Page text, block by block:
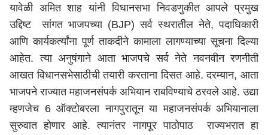
यावेळी अमित शाह यांनी विधानसभा निवडणुकीत आपले प्रमुख
उद्दिष्ट सांगत भाजपच्या (BJP) सर्व स्थरातील नेते, पदाधिकारी
आणि कार्यकर्त्यांना पूर्ण ताकदीने कामाला लागण्याच्या सूचना दिल्या
आहेत. त्या अनुषंगाने आता भाजपचे सर्व नेते नवनवीन रणनीती
आखत विधानसभेसाठीची तयारी करताना दिसत आहे. दरम्यान, आता
भाजपने राज्यात महाजनसंपर्क अभियान राबविण्याचे ठरवले आहे. उद्या
म्हणजेच 6 ऑक्टोबरला नागपुरातून या महाजनसंपर्क अभियानाला
सुरुवात होणार आहे. त्यानंतर नागपूर पाठोपाठ राज्यभरात हा